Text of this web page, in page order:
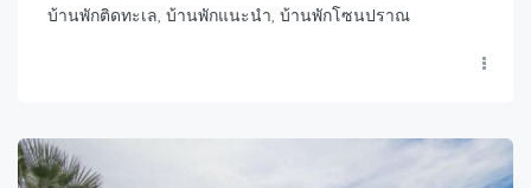
บ้านพักติดทะเล, บ้านพักแนะนำ, บ้านพักโซนปราณ